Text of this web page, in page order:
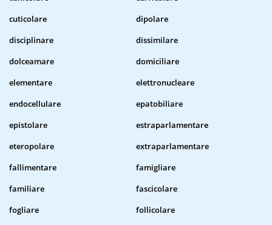
cuticolare
dipolare
disciplinare
dissimilare
dolceamare
domiciliare
elementare
elettronucleare
endocellulare
epatobiliare
epistolare
estraparlamentare
eteropolare
extraparlamentare
fallimentare
famigliare
familiare
fascicolare
fogliare
follicolare